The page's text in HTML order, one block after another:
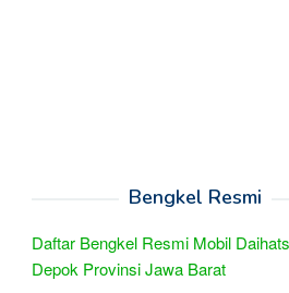
Bengkel Resmi
Daftar Bengkel Resmi Mobil
Depok Provinsi Jawa Barat